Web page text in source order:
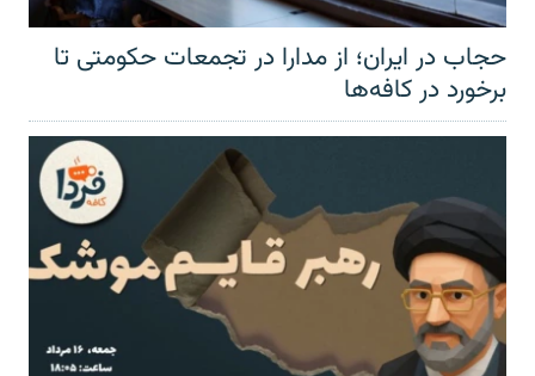
حجاب در ایران؛ از مدارا در تجمعات حکومتی تا
برخورد در کافه‌ها